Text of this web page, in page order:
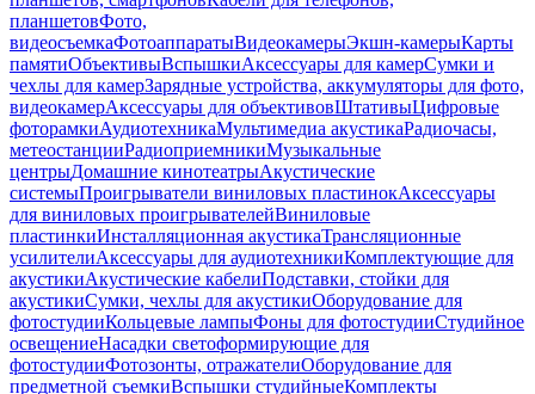
планшетовФото,
видеосъемкаФотоаппаратыВидеокамерыЭкшн-камерыКарты
памятиОбъективыВспышкиАксессуары для камерСумки и
чехлы для камерЗарядные устройства, аккумуляторы для фото,
видеокамерАксессуары для объективовШтативыЦифровые
фоторамкиАудиотехникаМультимедиа акустикаРадиочасы,
метеостанцииРадиоприемникиМузыкальные
центрыДомашние кинотеатрыАкустические
системыПроигрыватели виниловых пластинокАксессуары
для виниловых проигрывателейВиниловые
пластинкиИнсталляционная акустикаТрансляционные
усилителиАксессуары для аудиотехникиКомплектующие для
акустикиАкустические кабелиПодставки, стойки для
акустикиСумки, чехлы для акустикиОборудование для
фотостудииКольцевые лампыФоны для фотостудииСтудийное
освещениеНасадки светоформирующие для
фотостудииФотозонты, отражателиОборудование для
предметной съемкиВспышки студийныеКомплекты